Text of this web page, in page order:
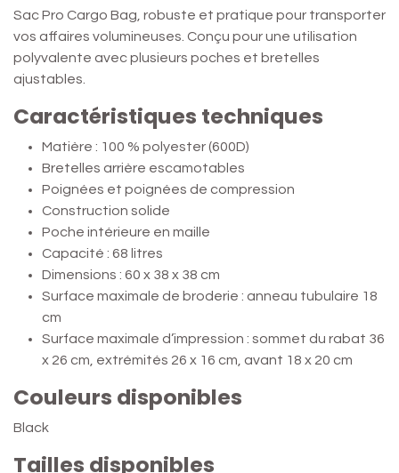
Sac Pro Cargo Bag, robuste et pratique pour transporter
vos affaires volumineuses. Conçu pour une utilisation
polyvalente avec plusieurs poches et bretelles
ajustables.
Caractéristiques techniques
Matière : 100 % polyester (600D)
Bretelles arrière escamotables
Poignées et poignées de compression
Construction solide
Poche intérieure en maille
Capacité : 68 litres
Dimensions : 60 x 38 x 38 cm
Surface maximale de broderie : anneau tubulaire 18
cm
Surface maximale d’impression : sommet du rabat 36
x 26 cm, extrémités 26 x 16 cm, avant 18 x 20 cm
Couleurs disponibles
Black
Tailles disponibles